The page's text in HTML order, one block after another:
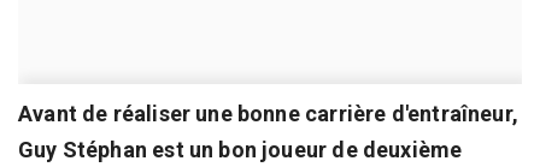
Avant de réaliser une bonne carrière d'entraîneur,
Guy Stéphan est un bon joueur de deuxième